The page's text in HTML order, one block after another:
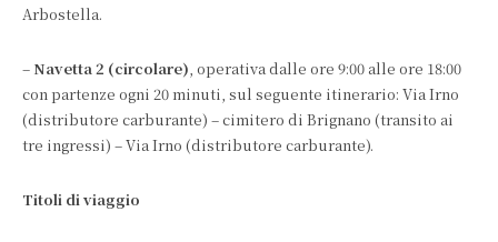
Arbostella.
– Navetta 2 (circolare), operativa dalle ore 9:00 alle ore 18:00
con partenze ogni 20 minuti, sul seguente itinerario: Via Irno
(distributore carburante) – cimitero di Brignano (transito ai
tre ingressi) – Via Irno (distributore carburante).
Titoli di viaggio